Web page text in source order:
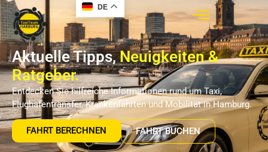
DE
Aktuelle Tipps,Neuigkeiten &
Ratgeber.
Entdecken Sie hilfreiche Informationen rund um Taxi,
Flughafentransfer, Krankenfahrten und Mobilität in Hamburg.
FAHRT BERECHNEN FAHRT BUCHEN